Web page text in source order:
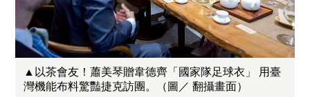
▲以茶會友！蕭美琴贈韋德齊「國家隊足球衣」 用臺
灣機能布料驚豔捷克訪團。（圖／ 翻攝畫面）